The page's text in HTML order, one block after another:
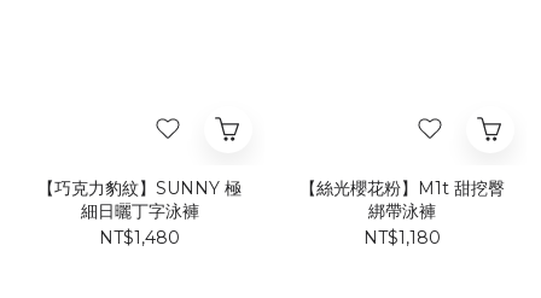
【巧克力豹紋】SUNNY 極
細日曬丁字泳褲
NT$1,480
【絲光櫻花粉】​M1t 甜挖臀
綁帶泳褲​​​
NT$1,180